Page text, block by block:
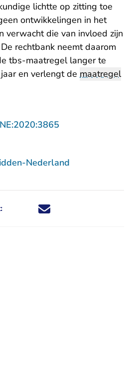
lichtte op zitting toe
ontwikkelingen in het
verwacht die van invloed zijn
rechtbank neemt daarom
tbs-maatregel langer te
en verlengt de maatregel
Nederland
Deel dit nieuwsbericht via X -
Deel dit nieuwsbericht via
Deel dit nieuwsbericht
Deel dit